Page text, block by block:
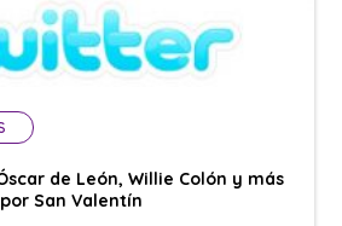
de León, Willie Colón y más
San Valentín